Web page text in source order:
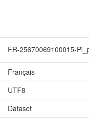
FR-25670069100015-
Français
UTF8
Dataset